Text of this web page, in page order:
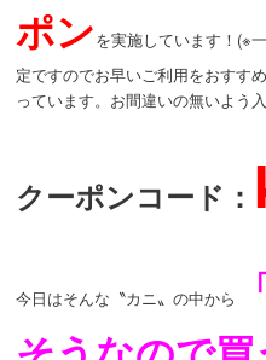
ポンを実施しています！(※
定ですのでお早いご利用をおすす
っています。お間違いの無いよう
クーポンコード：
今日はそんな〝カニ〟の中から